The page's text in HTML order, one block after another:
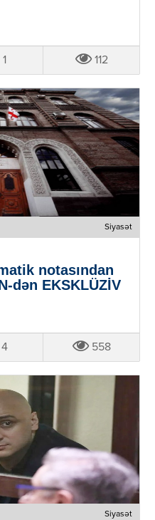
1 112
Siyasət
notasından
dən EKSKLÜZİV
4 558
Siyasət